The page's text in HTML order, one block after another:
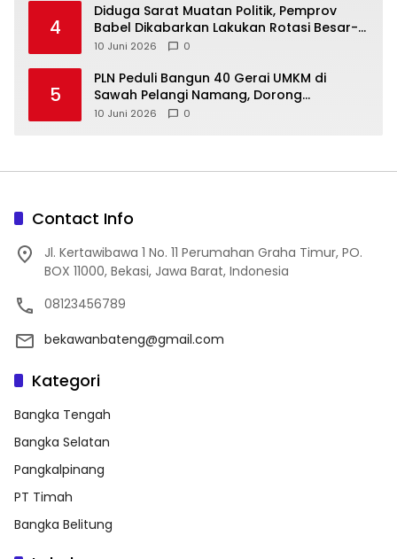
4
‎Diduga Sarat Muatan Politik, Pemprov
Babel Dikabarkan Lakukan Rotasi Besar-
10 Juni 2026 0
5
‎PLN Peduli Bangun 40 Gerai UMKM di
Sawah Pelangi Namang, Dorong
10 Juni 2026 0
Contact Info
Jl. Kertawibawa 1 No. 11 Perumahan Graha Timur, PO.
BOX 11000, Bekasi, Jawa Barat, Indonesia
08123456789
bekawanbateng@gmail.com
Kategori
Bangka Tengah
Bangka Selatan
Pangkalpinang
PT Timah
Bangka Belitung